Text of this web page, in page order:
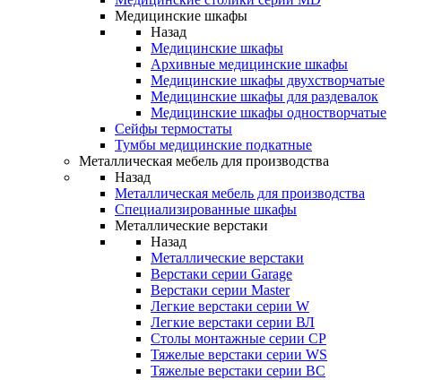
Медицинские шкафы
Назад
Медицинские шкафы
Архивные медицинские шкафы
Медицинские шкафы двухстворчатые
Медицинские шкафы для раздевалок
Медицинские шкафы одностворчатые
Сейфы термостаты
Тумбы медицинские подкатные
Металлическая мебель для производства
Назад
Металлическая мебель для производства
Cпециализированные шкафы
Металлические верстаки
Назад
Металлические верстаки
Верстаки серии Garage
Верстаки серии Master
Легкие верстаки серии W
Легкие верстаки серии ВЛ
Столы монтажные серии СР
Тяжелые верстаки серии WS
Тяжелые верстаки серии ВС